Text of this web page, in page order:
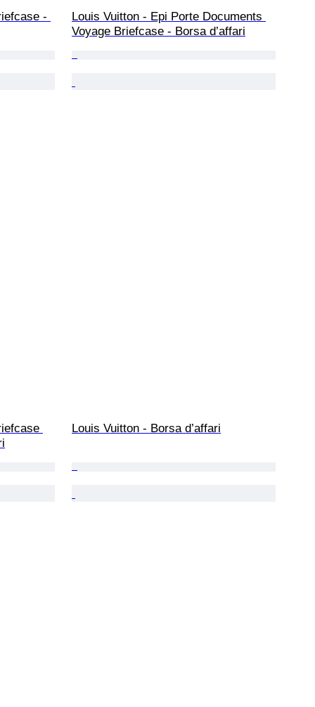
-
Louis Vuitton - Epi Porte Documents
Voyage Briefcase - Borsa d’affari
Louis Vuitton - Borsa d’affari